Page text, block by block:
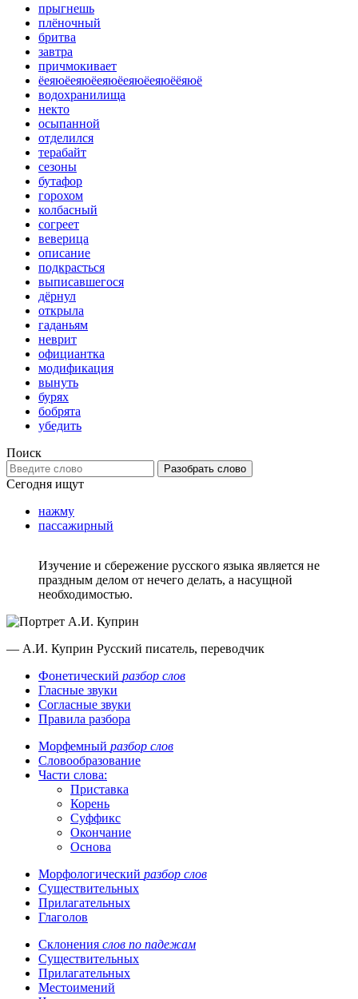
прыгнешь
плёночный
бритва
завтра
причмокивает
ёеяюёеяюёеяюёеяюёеяюёёяюё
водохранилища
некто
осыпанной
отделился
терабайт
сезоны
бутафор
горохом
колбасный
согреет
веверица
описание
подкрасться
выписавшегося
дёрнул
открыла
гаданьям
неврит
официантка
модификация
вынуть
бурях
бобрята
убедить
Поиск
Разобрать слово
Сегодня ищут
нажму
пассажирный
Изучение и сбережение русского языка является не
праздным делом от нечего делать, а насущной
необходимостью.
— А.И. Куприн Русский писатель, переводчик
Фонетический разбор слов
Гласные звуки
Согласные звуки
Правила разбора
Морфемный разбор слов
Словообразование
Части слова:
Приставка
Корень
Суффикс
Окончание
Основа
Морфологический разбор слов
Существительных
Прилагательных
Глаголов
Склонения слов по падежам
Существительных
Прилагательных
Местоимений